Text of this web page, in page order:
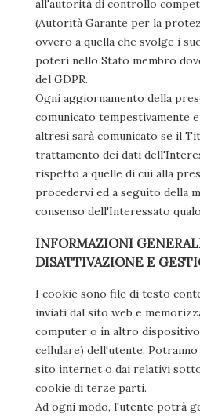
all'autorità di controllo
(Autorità Garante per la
ovvero a quella che svolge i
poteri nello Stato membro
del GDPR.
Ogni aggiornamento della
comunicato tempestivamente
altresì sarà comunicato se il
trattamento dei dati
rispetto a quelle di cui alla
procedervi ed a seguito della
consenso dell'Interessato
INFORMAZIONI
DISATTIVAZIONE E
I cookie sono file di testo
inviati dal sito web e
computer o in altro
cellulare) dell'utente.
sito internet o dai relativi
cookie di terze parti.
Ad ogni modo, l'utente potrà